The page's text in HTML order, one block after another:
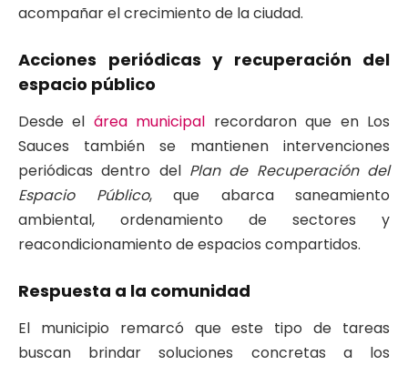
acompañar el crecimiento de la ciudad.
Acciones periódicas y recuperación del
espacio público
Desde el área municipal recordaron que en Los
Sauces también se mantienen intervenciones
periódicas dentro del Plan de Recuperación del
Espacio Público, que abarca saneamiento
ambiental, ordenamiento de sectores y
reacondicionamiento de espacios compartidos.
Respuesta a la comunidad
El municipio remarcó que este tipo de tareas
buscan brindar soluciones concretas a los